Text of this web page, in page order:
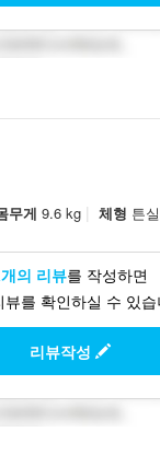
무게 9.6 kg | 체형 튼실
의 리뷰를 작성하면
뷰를 확인하실 수 있습
리뷰작성